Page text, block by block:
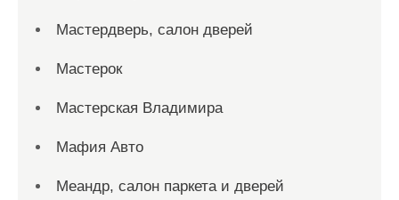
Мастердверь, салон дверей
Мастерок
Мастерская Владимира
Мафия Авто
Меандр, салон паркета и дверей